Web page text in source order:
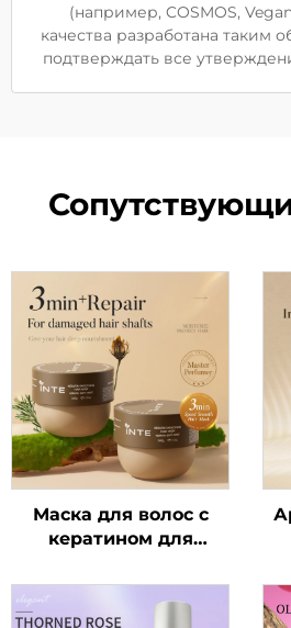
(например, COSMOS,
качества разработана таким
подтверждать все
Маска для волос с
кератином для